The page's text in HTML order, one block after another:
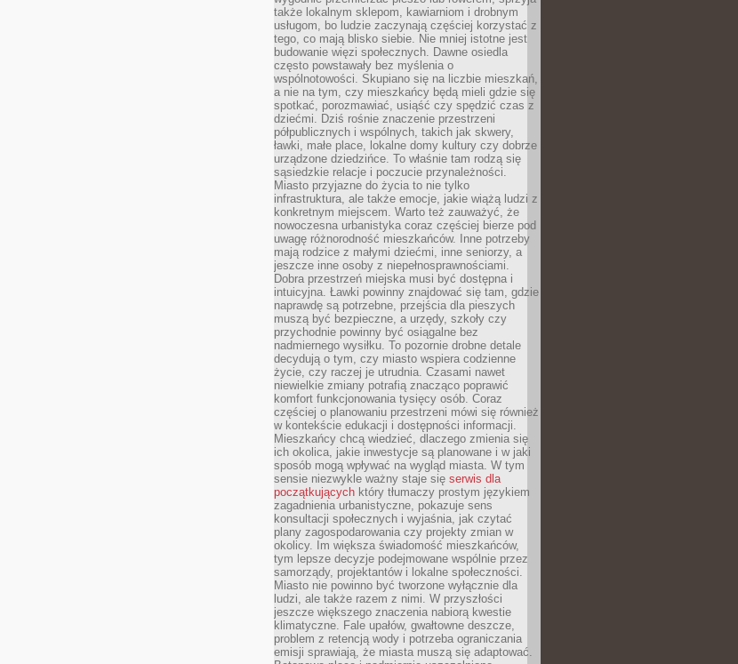
także lokalnym sklepom, kawiarniom i drobnym
usługom, bo ludzie zaczynają częściej korzystać z
tego, co mają blisko siebie. Nie mniej istotne jest
budowanie więzi społecznych. Dawne osiedla
często powstawały bez myślenia o
wspólnotowości. Skupiano się na liczbie mieszkań,
a nie na tym, czy mieszkańcy będą mieli gdzie się
spotkać, porozmawiać, usiąść czy spędzić czas z
dziećmi. Dziś rośnie znaczenie przestrzeni
półpublicznych i wspólnych, takich jak skwery,
ławki, małe place, lokalne domy kultury czy dobrze
urządzone dziedzińce. To właśnie tam rodzą się
sąsiedzkie relacje i poczucie przynależności.
Miasto przyjazne do życia to nie tylko
infrastruktura, ale także emocje, jakie wiążą ludzi z
konkretnym miejscem. Warto też zauważyć, że
nowoczesna urbanistyka coraz częściej bierze pod
uwagę różnorodność mieszkańców. Inne potrzeby
mają rodzice z małymi dziećmi, inne seniorzy, a
jeszcze inne osoby z niepełnosprawnościami.
Dobra przestrzeń miejska musi być dostępna i
intuicyjna. Ławki powinny znajdować się tam, gdzie
naprawdę są potrzebne, przejścia dla pieszych
muszą być bezpieczne, a urzędy, szkoły czy
przychodnie powinny być osiągalne bez
nadmiernego wysiłku. To pozornie drobne detale
decydują o tym, czy miasto wspiera codzienne
życie, czy raczej je utrudnia. Czasami nawet
niewielkie zmiany potrafią znacząco poprawić
komfort funkcjonowania tysięcy osób. Coraz
częściej o planowaniu przestrzeni mówi się również
w kontekście edukacji i dostępności informacji.
Mieszkańcy chcą wiedzieć, dlaczego zmienia się
ich okolica, jakie inwestycje są planowane i w jaki
sposób mogą wpływać na wygląd miasta. W tym
sensie niezwykle ważny staje się serwis dla
początkujących który tłumaczy prostym językiem
zagadnienia urbanistyczne, pokazuje sens
konsultacji społecznych i wyjaśnia, jak czytać
plany zagospodarowania czy projekty zmian w
okolicy. Im większa świadomość mieszkańców,
tym lepsze decyzje podejmowane wspólnie przez
samorządy, projektantów i lokalne społeczności.
Miasto nie powinno być tworzone wyłącznie dla
ludzi, ale także razem z nimi. W przyszłości
jeszcze większego znaczenia nabiorą kwestie
klimatyczne. Fale upałów, gwałtowne deszcze,
problem z retencją wody i potrzeba ograniczania
emisji sprawiają, że miasta muszą się adaptować.